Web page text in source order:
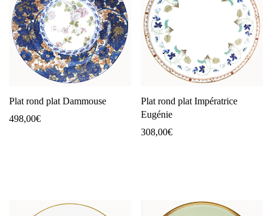
Plat rond plat Dammouse
498,00€
Plat rond plat Impératrice
Eugénie
308,00€